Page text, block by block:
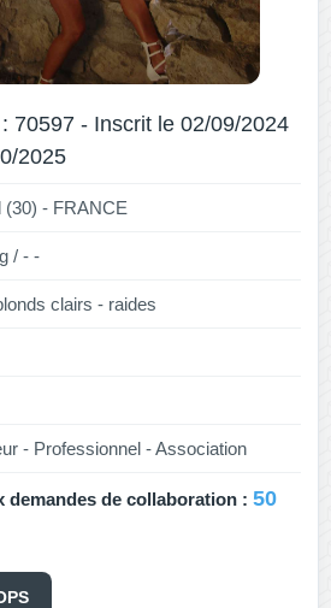
: 70597 - Inscrit le 02/09/2024
2025
- FRANCE
/ - -
clairs - raides
- Professionnel - Association
demandes de collaboration : 50